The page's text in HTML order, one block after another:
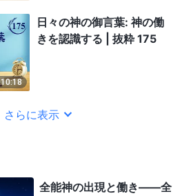
10:18
日々の神の御言葉: 神の働
きを認識する | 抜粋 175
さらに表示
全能神の出現と働き——全